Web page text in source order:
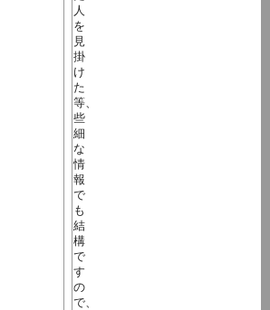
人
を
見
掛
け
た
等、
些
細
な
情
報
で
も
結
構
で
す
の
で、